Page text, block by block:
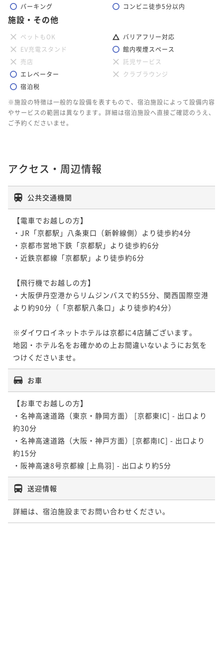
パーキング
コンビニ徒歩5分以内
施設・その他
ペットもOK
バリアフリー対応
EV充電スタンド
館内喫煙スペース
売店
託児サービス
エレベーター
クラブラウンジ
宿泊税
※施設の特徴は一般的な設備を表すもので、宿泊施設によって設備内容
やサービスの範囲は異なります。詳細は宿泊施設へ直接ご確認のうえ、
ご予約くださいませ。
アクセス・周辺情報
公共交通機関
【電車でお越しの方】
・JR「京都駅」八条東口（新幹線側）より徒歩約4分
・京都市営地下鉄「京都駅」より徒歩約6分
・近鉄京都線「京都駅」より徒歩約6分
【飛行機でお越しの方】
・大阪伊丹空港からリムジンバスで約55分、関西国際空港
より約90分（「京都駅八条口」より徒歩約4分）
※ダイワロイネットホテルは京都に4店舗ございます。
地図・ホテル名をお確かめの上お間違いないようにお気を
つけくださいませ。
お車
【お車でお越しの方】
・名神高速道路（東京・静岡方面） [京都東IC] - 出口より
約30分
・名神高速道路（大阪・神戸方面）[京都南IC] - 出口より
約15分
・阪神高速8号京都線 [上鳥羽] - 出口より約5分
送迎情報
詳細は、宿泊施設までお問い合わせください。